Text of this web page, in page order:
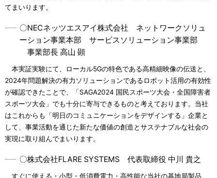
てまいります。
〇NECネッツエスアイ株式会社 ネットワークソリュ
ーション事業本部 サービスソリューション事業部
事業部長 高山 顕
本実証実験にて、ローカル5Gの特色である高精細映像の伝送と、
2024年問題解決の有力ソリューションであるロボット活用の有効性
が確認できたことで、「SAGA2024 国民スポーツ大会・全国障害者
スポーツ大会」でも十分に寄与できるものと考えております。当社
はこれからも「明日のコミュニケーションをデザインする」企業と
して、事業活動を通じた新たな価値の創造とサステナブルな社会の
実現に取り組んでまいります。
〇株式会社FLARE SYSTEMS 代表取締役 中川 貴之
すぐに使える・小型・低消費電力・高性能な当社の基地局製品